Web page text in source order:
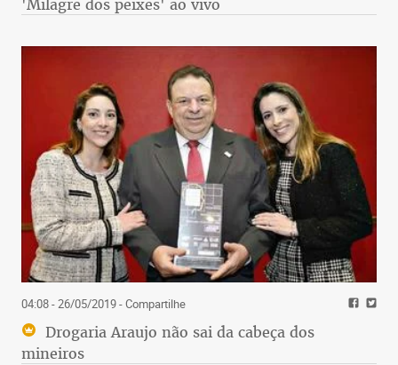
'Milagre dos peixes' ao vivo
04:08 - 26/05/2019- Compartilhe
Drogaria Araujo não sai da cabeça dos
mineiros